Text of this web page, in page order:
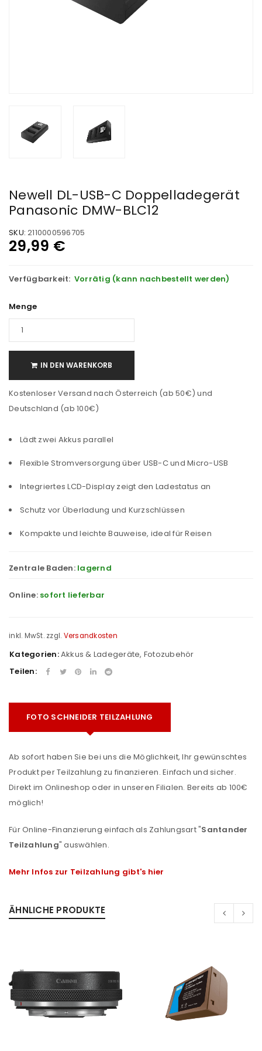
Newell DL-USB-C Doppelladegerät
Panasonic DMW-BLC12
SKU: 2110000596705
29,99 €
Verfügbarkeit: Vorrätig (kann nachbestellt werden)
Menge
IN DEN WARENKORB
Kostenloser Versand nach Österreich (ab 50€) und
Deutschland (ab 100€)
Lädt zwei Akkus parallel
Flexible Stromversorgung über USB-C und Micro-USB
Integriertes LCD-Display zeigt den Ladestatus an
Schutz vor Überladung und Kurzschlüssen
Kompakte und leichte Bauweise, ideal für Reisen
Zentrale Baden: lagernd
Online: sofort lieferbar
inkl. MwSt. zzgl. Versandkosten
Kategorien:Akkus & Ladegeräte, Fotozubehör
Teilen:
FOTO SCHNEIDER TEILZAHLUNG
Ab sofort haben Sie bei uns die Möglichkeit, Ihr gewünschtes
Produkt per Teilzahlung zu finanzieren. Einfach und sicher.
Direkt im Onlineshop oder in unseren Filialen. Bereits ab 100€
möglich!
Für Online-Finanzierung einfach als Zahlungsart "Santander
Teilzahlung" auswählen.
Mehr Infos zur Teilzahlung gibt's hier
ÄHNLICHE PRODUKTE